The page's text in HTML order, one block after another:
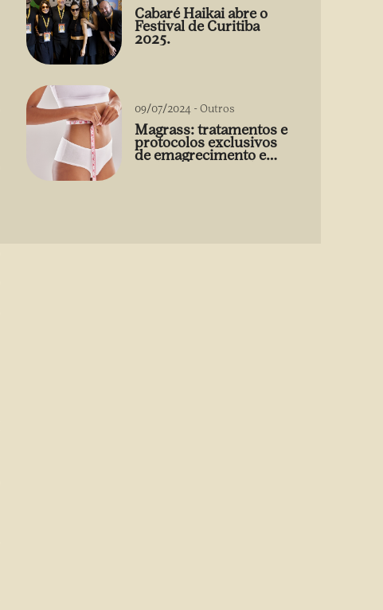
Cabaré Haikai abre o
Festival de Curitiba
2025.
09/07/2024 -Outros
Magrass: tratamentos e
protocolos exclusivos
de emagrecimento e
estética sem uso de